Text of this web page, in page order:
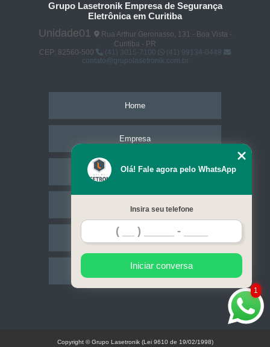
Grupo Lasetronik Empresa de Segurança
Eletrônica em Curitiba
Unidade01
Rua Arthur Geronasso, 131 - Boa Vista -
Curitiba - PR
CEP: 82560-500
(41) 3015-7100
(41) 99134-0448
contato@grupolasetronik.com.br
Home
Empresa
Missão
Serviços
Contato
Mapa do site
1
Olá! Fale agora pelo WhatsApp
Insira seu telefone
Iniciar conversa
Copyright © Grupo Lasetronik (Lei 9610 de 19/02/1998)